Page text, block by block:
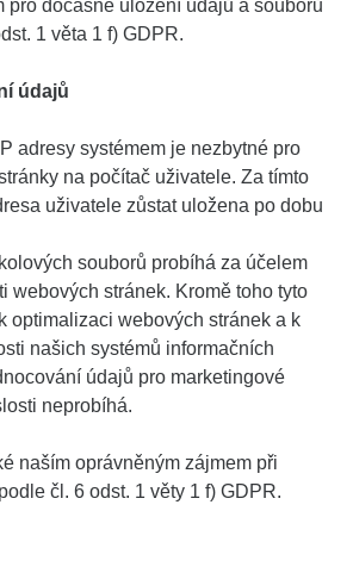
pro dočasné uložení údajů a souborů
1 věta 1 f) GDPR.
údajů
adresy systémem je nezbytné pro
na počítač uživatele. Za tímto
uživatele zůstat uložena po dobu
souborů probíhá za účelem
webových stránek. Kromě toho tyto
optimalizaci webových stránek a k
našich systémů informačních
údajů pro marketingové
neprobíhá.
naším oprávněným zájmem při
čl. 6 odst. 1 věty 1 f) GDPR.